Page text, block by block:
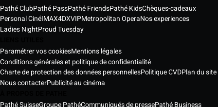
Pathé ClubPathé PassPathé FriendsPathé KidsChèques-cadeaux
Personal CinéIMAX4DXVIPMetropolitan OperaNos experiences
Ladies NightProud Tuesday
Paramétrer vos cookiesMentions légales
Conditions générales et politique de confidentialité
Charte de protection des données personnellesPolitique CVDPlan du site
Nous contacterPublicité au cinéma
Pathé SuisseGroupe PathéCommuniqués de pressePathé Business